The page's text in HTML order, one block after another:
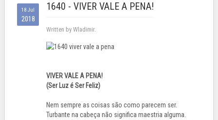
18 Jul
2018
1640 - VIVER VALE A PENA!
Written by Wladimir.
VIVER VALE A PENA!
(Ser Luz é Ser Feliz)
Nem sempre as coisas são como parecem ser.
Turbante na cabeça não significa maestria alguma.